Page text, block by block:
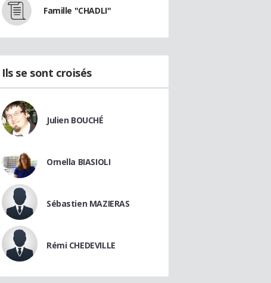
Famille "CHADLI"
Ils se sont croisés
Julien BOUCHÉ
Ornella BIASIOLI
Sébastien MAZIERAS
Rémi CHEDEVILLE